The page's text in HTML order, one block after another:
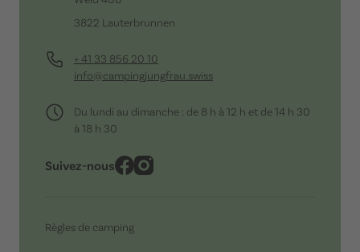
3822 Lauterbrunnen
+ 41 33 856 20 10
info@campingjungfrau.swiss
Du lundi au dimanche : de 8 h à 12 h et de 14 h 30
à 18 h 30
Suivez-nous
Règles de camping